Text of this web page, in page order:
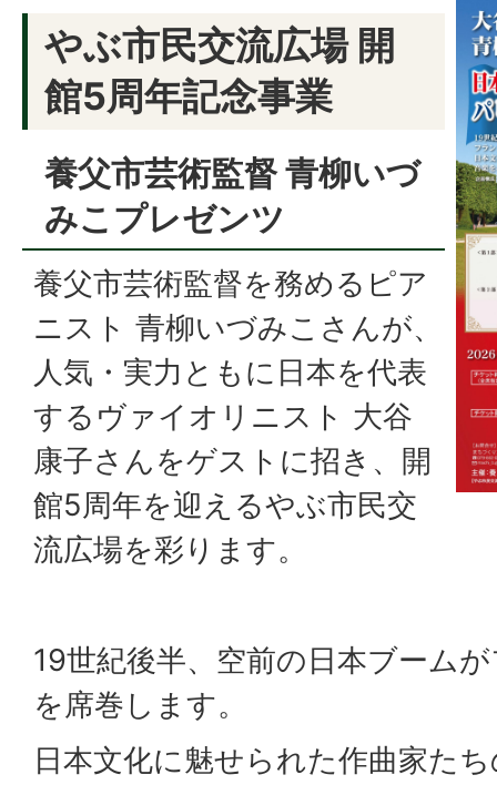
やぶ市民交流広場 開
館5周年記念事業
養父市芸術監督 青柳いづ
みこプレゼンツ
養父市芸術監督を務めるピア
ニスト ⻘柳いづみこさんが、
人気・実力ともに日本を代表
するヴァイオリニスト 大谷
康子さんをゲストに招き、開
館5周年を迎えるやぶ市⺠交
流広場を彩ります。
19世紀後半、空前の日本ブーム
を席巻します。
日本文化に魅せられた作曲家た